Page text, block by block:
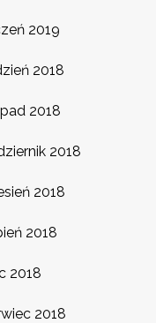
2019
2018
2018
2018
2018
2018
2018
2018